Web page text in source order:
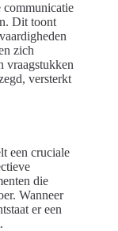
communicatie
Dit toont
zich
vraagstukken
versterkt
een cruciale
die
Wanneer
er een